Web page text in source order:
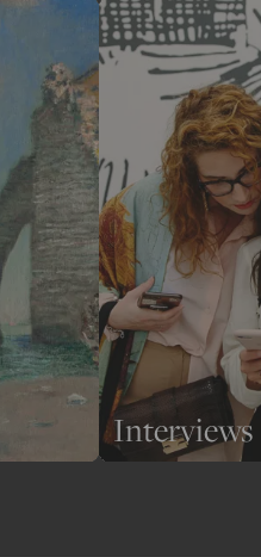
Interviews